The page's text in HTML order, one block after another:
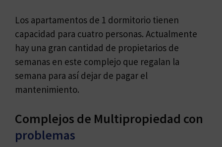
Los apartamentos de 1 dormitorio tienen
capacidad para cuatro personas. Actualmente
hay una gran cantidad de propietarios de
semanas en este complejo que regalan la
semana para así dejar de pagar el
mantenimiento.
Complejos de Multipropiedad con
problemas